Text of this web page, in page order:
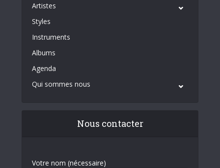
Artistes
Styles
Instruments
Albums
Agenda
Qui sommes nous
Nous contacter
Votre nom (nécessaire)